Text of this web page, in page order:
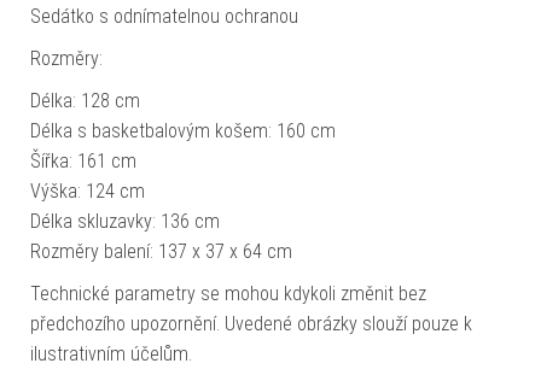
Sedátko s odnímatelnou ochranou
Rozměry:
Délka: 128 cm
Délka s basketbalovým košem: 160 cm
Šířka: 161 cm
Výška: 124 cm
Délka skluzavky: 136 cm
Rozměry balení: 137 x 37 x 64 cm
Technické parametry se mohou kdykoli změnit bez
předchozího upozornění. Uvedené obrázky slouží pouze k
ilustrativním účelům.